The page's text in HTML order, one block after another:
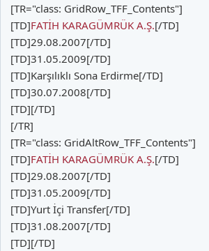
[TR="class: GridRow_TFF_Contents"]
[TD]FATİH KARAGÜMRÜK A.Ş.[/TD]
[TD]29.08.2007[/TD]
[TD]31.05.2009[/TD]
[TD]Karşılıklı Sona Erdirme[/TD]
[TD]30.07.2008[/TD]
[TD][/TD]
[/TR]
[TR="class: GridAltRow_TFF_Contents"]
[TD]FATİH KARAGÜMRÜK A.Ş.[/TD]
[TD]29.08.2007[/TD]
[TD]31.05.2009[/TD]
[TD]Yurt İçi Transfer[/TD]
[TD]31.08.2007[/TD]
[TD][/TD]